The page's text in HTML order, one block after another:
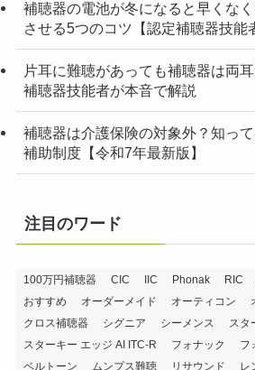
補聴器の電池が冬になると早くな
させる5つのコツ【認定補聴器技能
片耳に難聴があっても補聴器は両
補聴器技能者が本音で解説
補聴器は介護保険の対象外？知っ
補助制度【令和7年最新版】
注目のワード
100万円補聴器 CIC IIC Phonak RIC
おすすめ
オーダーメイド オーティコン
クロス補聴器
シグニア シーメンス
スタ
スターキー エッジ AI ITC-R
フォナック
フ
ベルトーン
ムンプス難聴 リサウンド レ